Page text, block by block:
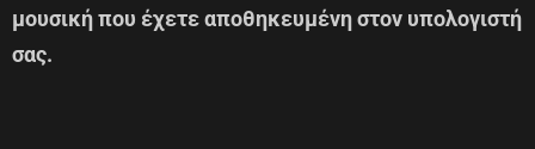
μουσική που έχετε αποθηκευμένη στον υπολογιστή
σας.